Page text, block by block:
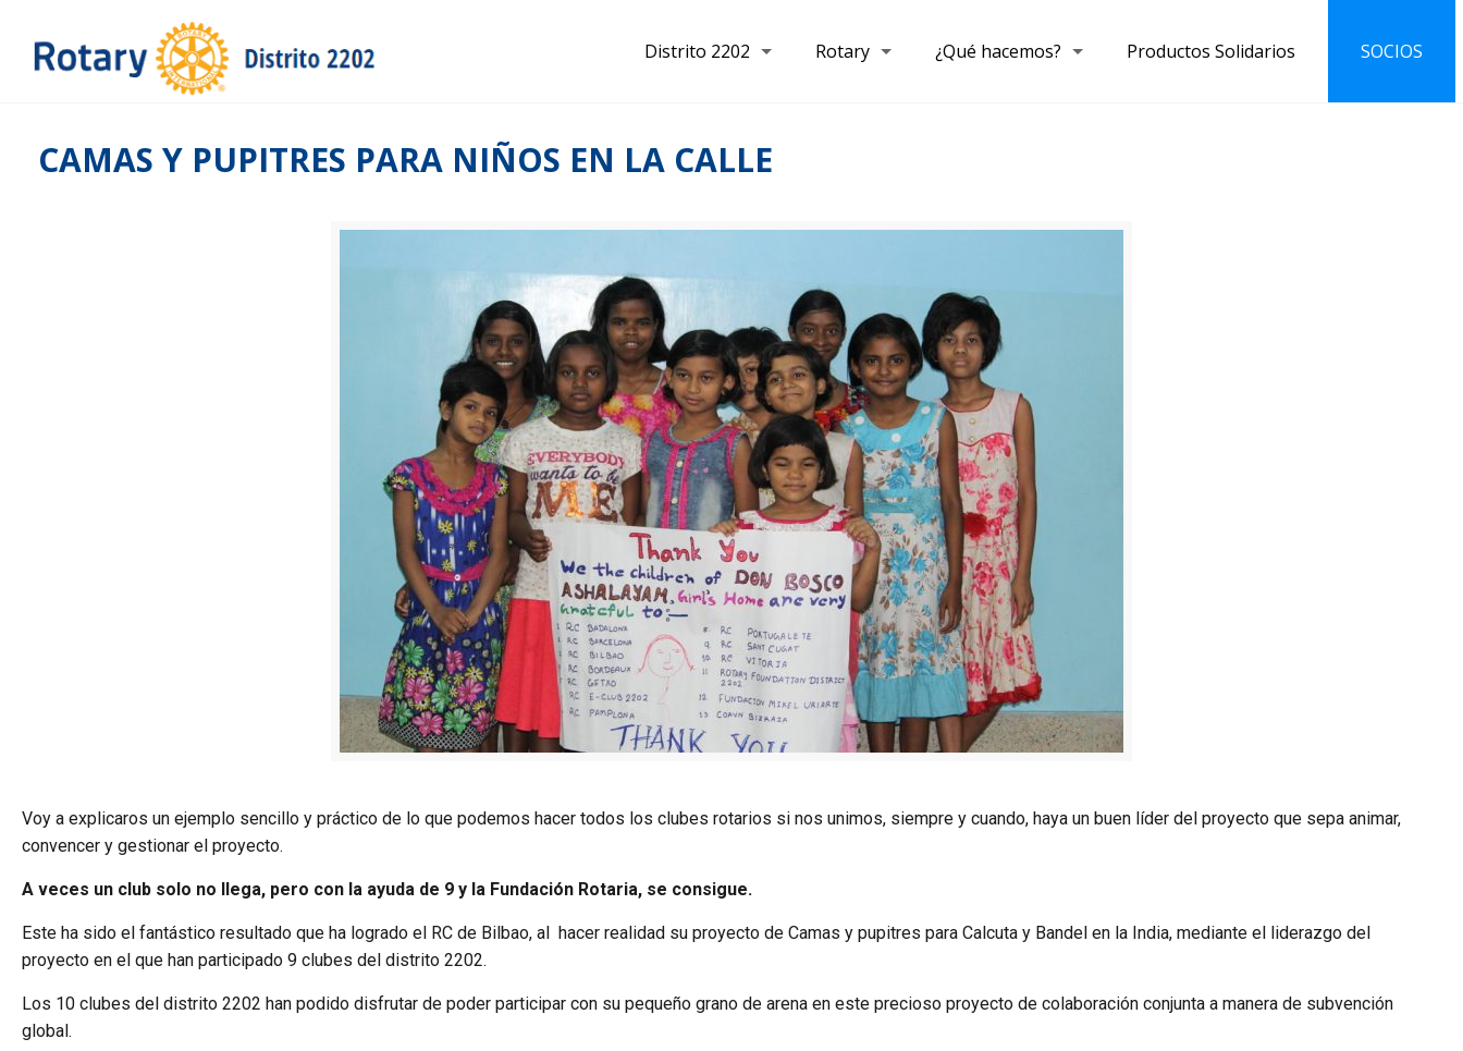
Distrito 2202 Rotary ¿Qué hacemos? Productos Solidarios SOCIOS
CAMAS Y PUPITRES PARA NIÑOS EN LA CALLE
Voy a explicaros un ejemplo sencillo y práctico de lo que podemos hacer todos los clubes rotarios si nos unimos, siempre y cuando, haya un buen líder del proyecto que sepa animar,
convencer y gestionar el proyecto.
A veces un club solo no llega, pero con la ayuda de 9 y la Fundación Rotaria, se consigue.
Este ha sido el fantástico resultado que ha logrado el RC de Bilbao, al hacer realidad su proyecto de Camas y pupitres para Calcuta y Bandel en la India, mediante el liderazgo del
proyecto en el que han participado 9 clubes del distrito 2202.
Los 10 clubes del distrito 2202 han podido disfrutar de poder participar con su pequeño grano de arena en este precioso proyecto de colaboración conjunta a manera de subvención
global.